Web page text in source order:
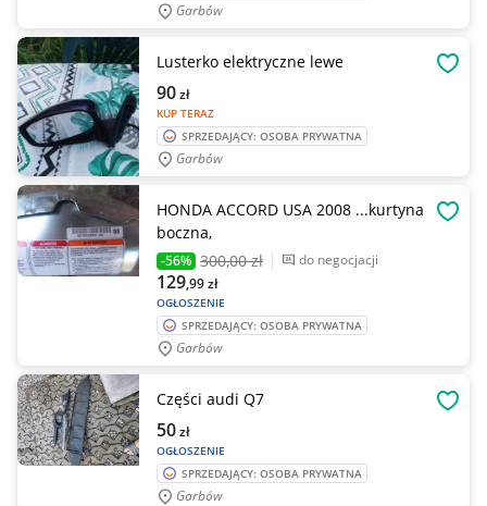
Garbów
Lusterko elektryczne lewe
KUP TERAZ
90zł
SPRZEDAJĄCY: OSOBA PRYWATNA
Garbów
HONDA ACCORD USA 2008 ...kurtyna
boczna,
-56% 300,00 zł do negocjacji
OGŁOSZENIE
129,99zł
SPRZEDAJĄCY: OSOBA PRYWATNA
Garbów
Części audi Q7
OGŁOSZENIE
50zł
SPRZEDAJĄCY: OSOBA PRYWATNA
Garbów